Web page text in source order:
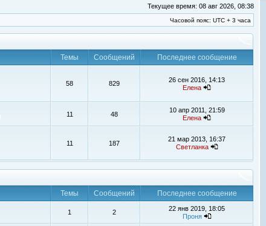
Текущее время: 08 авг 2026, 08:38
Часовой пояс: UTC + 3 часа
Темы Сообщений
Последнее сообщение
58 829
26 сен 2016, 14:13
Елена
11 48
10 апр 2011, 21:59
Елена
11 187
21 мар 2013, 16:37
Светланка
Темы Сообщений Последнее сообщение
1 2
22 янв 2019, 18:05
Проня